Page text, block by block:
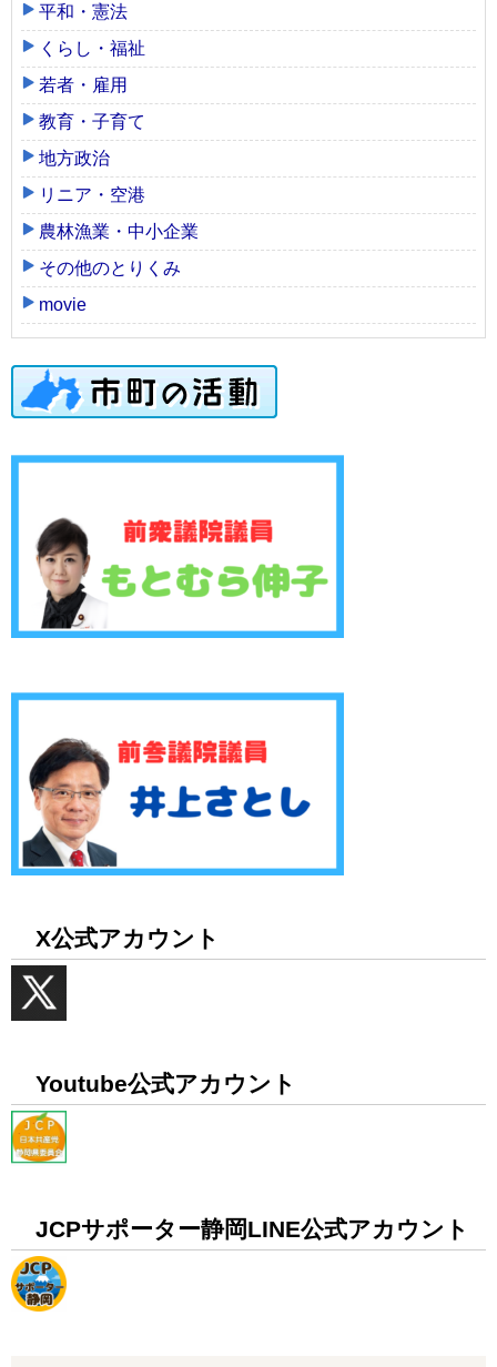
平和・憲法
くらし・福祉
若者・雇用
教育・子育て
地方政治
リニア・空港
農林漁業・中小企業
その他のとりくみ
movie
X公式アカウント
Youtube公式アカウント
JCPサポーター静岡LINE公式アカウント